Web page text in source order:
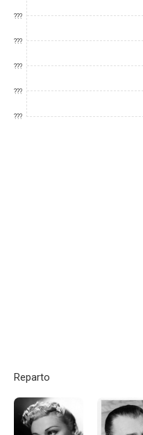
???
???
???
???
???
Reparto